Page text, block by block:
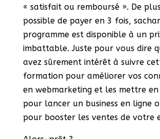
« satisfait ou remboursé ». De
possible de payer en 3 fois,
programme est disponible à un
imbattable. Juste pour vous dire
avez sûrement intérêt à suivre
formation pour améliorer vos
en webmarketing et les mettre
pour lancer un business en ligne
pour booster les ventes de votre